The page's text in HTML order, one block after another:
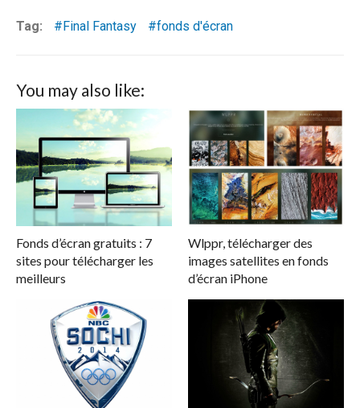
Tag: Final Fantasy fonds d'écran
You may also like:
Fonds d’écran gratuits : 7
sites pour télécharger les
meilleurs
Wlppr, télécharger des
images satellites en fonds
d’écran iPhone